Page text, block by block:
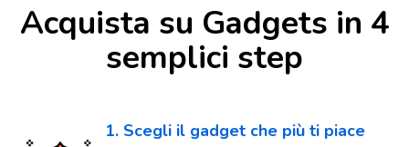
Acquista su Gadgets in 4
semplici step
1. Scegli il gadget che più ti piace